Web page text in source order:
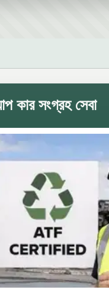
কার সংগ্রহ সেবা